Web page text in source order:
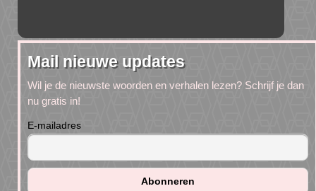
Mail nieuwe updates
Wil je de nieuwste woorden en verhalen lezen? Schrijf je dan
nu gratis in!
E-mailadres